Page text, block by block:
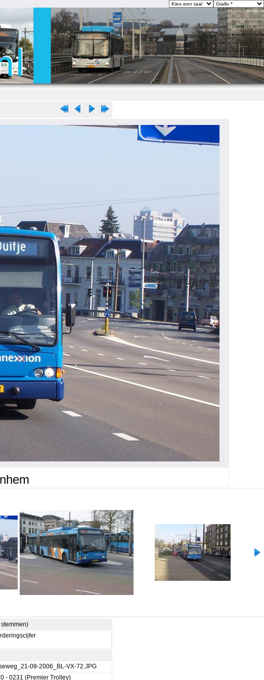
09-2006_BL-VX-72.JPG
- 0231 (Premier Trolley)